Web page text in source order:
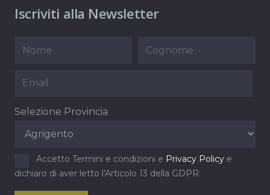
Iscriviti alla Newsletter
Selezione Provincia
Accetto Termini e condizioni e Privacy Policy e
dichiaro di aver letto l'Articolo 13 della GDPR.